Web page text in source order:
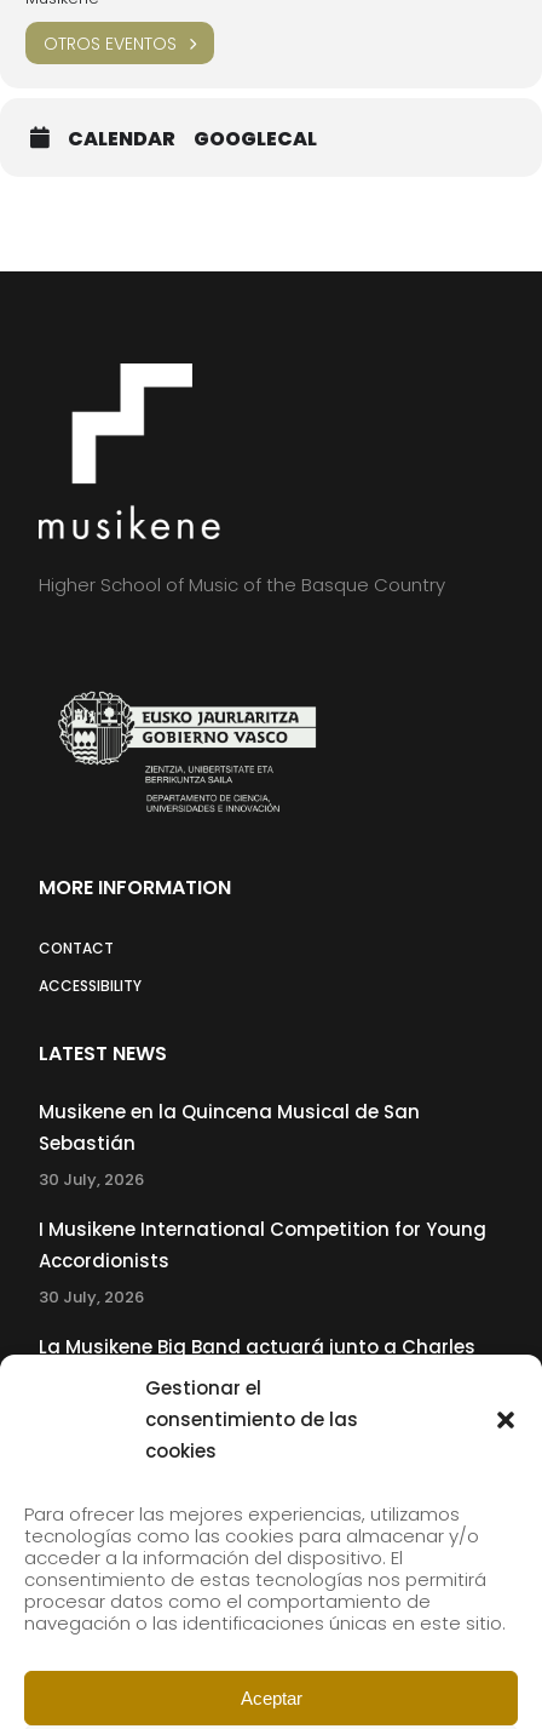
Gestionar el
consentimiento de las
cookies
Para ofrecer las mejores experiencias, utilizamos
tecnologías como las cookies para almacenar y/o
acceder a la información del dispositivo. El
consentimiento de estas tecnologías nos permitirá
procesar datos como el comportamiento de
navegación o las identificaciones únicas en este sitio.
Aceptar
OTROS EVENTOS
CALENDAR GOOGLECAL
Higher School of Music of the Basque Country
MORE INFORMATION
CONTACT
ACCESSIBILITY
LATEST NEWS
Musikene en la Quincena Musical de San
Sebastián
30 July, 2026
I Musikene International Competition for Young
Accordionists
30 July, 2026
La Musikene Big Band actuará junto a Charles
Tolliver en el 61 Jazzaldia
Subscribe to our newsletter to receive our news by
email.